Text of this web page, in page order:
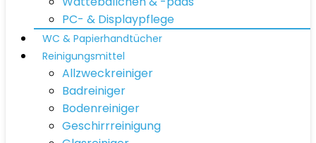
PC- & Displaypflege
WC & Papierhandtücher
Reinigungsmittel
Allzweckreiniger
Badreiniger
Bodenreiniger
Geschirrreinigung